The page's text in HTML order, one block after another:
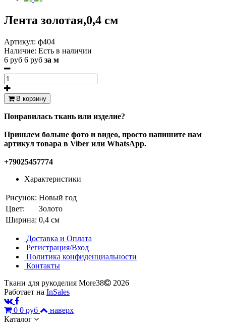
Лента золотая,0,4 см
Артикул: ф404
Наличие: Есть в наличии
6 руб 6 руб за м
В корзину
Понравилась ткань или изделие?
Пришлем больше фото и видео, просто напишите нам
артикул товара в Viber или WhatsApp.
+79025457774
Характеристики
Рисунок: Новый год
Цвет:
Золото
Ширина: 0,4 см
Доставка и Оплата
Регистрация/Вход
Политика конфиденциальности
Контакты
Ткани для рукоделия More38
2026
Работает на InSales
0 0 руб
наверх
Каталог